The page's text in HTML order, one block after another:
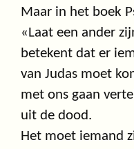
Maar in het boek
«Laat een ander
betekent dat er
van Judas moet
met ons gaan
uit de dood.
Het moet iemand